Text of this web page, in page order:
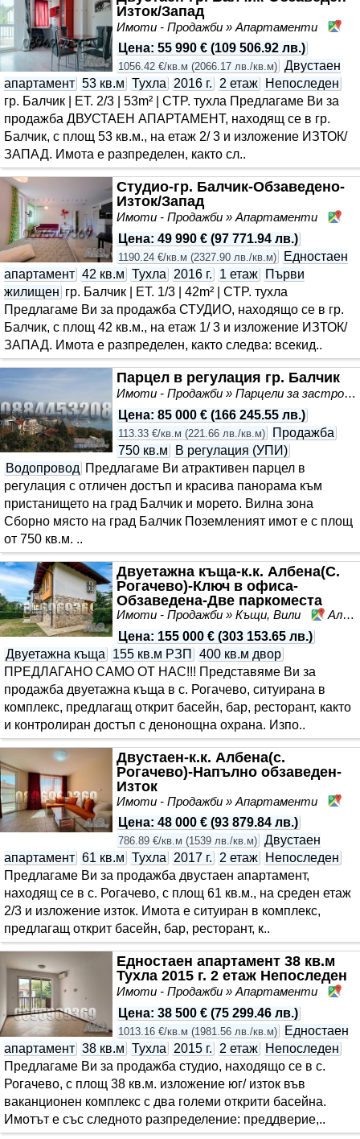
Изток/Запад
Имоти - Продажби » Апартаменти
Цена: 55 990 € (109 506.92 лв.)
1056.42 €/кв.м (2066.17 лв./кв.м) Двустаен
апартамент 53 кв.м Тухла 2016 г. 2 етаж
Непоследен
гр. Балчик | ET. 2/3 | 53m² | CTP. тухла Предлагаме Ви за
продажба ДВУСТАЕН АПАРТАМЕНТ, находящ се в гр.
Балчик, с площ 53 кв.м., на етаж 2/ 3 и изложение ИЗТОК/
ЗАПАД. Имота е разпределен, както сл..
Студио-гр. Балчик-Обзаведено-
Изток/Запад
Имоти - Продажби » Апартаменти
Цена: 49 990 € (97 771.94 лв.)
1190.24 €/кв.м (2327.90 лв./кв.м)
Едностаен
апартамент 42 кв.м Тухла 2016 г. 1 етаж
Първи
жилищен гр. Балчик | ET. 1/3 | 42m² | CTP. тухла
Предлагаме Ви за продажба СТУДИО, находящо се в гр.
Балчик, с площ 42 кв.м., на етаж 1/ 3 и изложение ИЗТОК/
ЗАПАД. Имота е разпределен, както следва: всекид..
Парцел в регулация гр. Балчик
Имоти - Продажби » Парцели за застрояване, Инвестиционни проекти
Цена: 85 000 € (166 245.55 лв.)
113.33 €/кв.м (221.66 лв./кв.м)
Продажба
750 кв.м
В регулация (УПИ)
Водопровод Предлагаме Ви атрактивен парцел в
регулация с отличен достъп и красива панорама към
пристанището на град Балчик и морето. Вилна зона
Сборно място на град Балчик Поземленият имот е с площ
от 750 кв.м. ..
Двуетажна къща-к.к. Албена(С.
Рогачево)-Ключ в офиса-
Обзаведена-Две паркоместа
Имоти - Продажби » Къщи, Вили
Албена, област Добрич
Цена: 155 000 € (303 153.65 лв.)
Двуетажна къща
155 кв.м РЗП
400 кв.м двор
ПРЕДЛАГАНО САМО ОТ НАС!!! Представяме Ви за
продажба двуетажна къща в с. Рогачево, ситуирана в
комплекс, предлагащ открит басейн, бар, ресторант, както
и контролиран достъп с денонощна охрана. Изпо..
Двустаен-к.к. Албена(с.
Рогачево)-Напълно обзаведен-
Изток
Имоти - Продажби » Апартаменти
Цена: 48 000 € (93 879.84 лв.)
786.89 €/кв.м (1539 лв./кв.м) Двустаен
апартамент 61 кв.м Тухла 2017 г. 2 етаж
Непоследен
Предлагаме Ви за продажба двустаен апартамент,
находящ се в с. Рогачево, с площ 61 кв.м., на среден етаж
2/3 и изложение изток. Имота е ситуиран в комплекс,
предлагащ открит басейн, бар, ресторант, к..
Едностаен апартамент 38 кв.м
Тухла 2015 г. 2 етаж Непоследен
Имоти - Продажби » Апартаменти
Цена: 38 500 € (75 299.46 лв.)
1013.16 €/кв.м (1981.56 лв./кв.м)
Едностаен
апартамент 38 кв.м Тухла 2015 г. 2 етаж
Непоследен
Предлагаме Ви за продажба студио, находящо се в с.
Рогачево, с площ 38 кв.м. изложение юг/ изток във
ваканционен комплекс с два големи открити басейна.
Имотът е със следното разпределение: преддверие,..